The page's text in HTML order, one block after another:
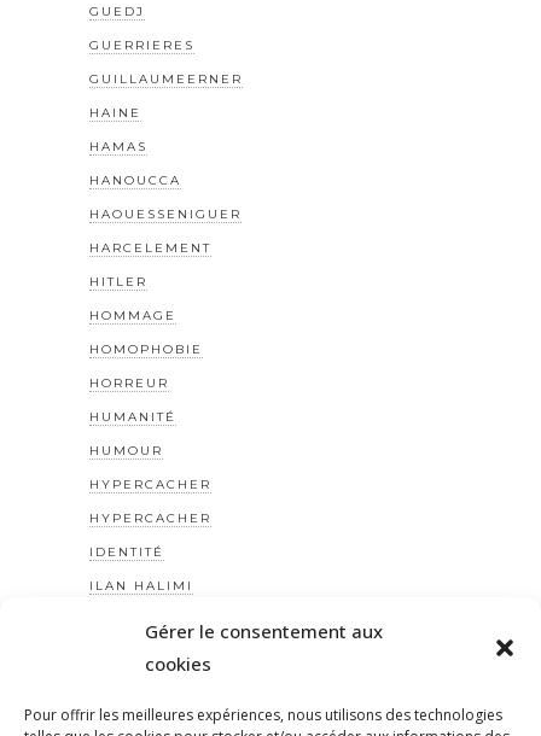
Gérer le consentement aux
cookies
Pour offrir les meilleures expériences, nous utilisons des technologies
GUEDJ
GUERRIERES
GUILLAUMEERNER
HAINE
HAMAS
HANOUCCA
HAOUESSENIGUER
HARCELEMENT
HITLER
HOMMAGE
HOMOPHOBIE
HORREUR
HUMANITÉ
HUMOUR
HYPERCACHER
HYPERCACHER
IDENTITÉ
ILAN HALIMI
IMMIGRATION